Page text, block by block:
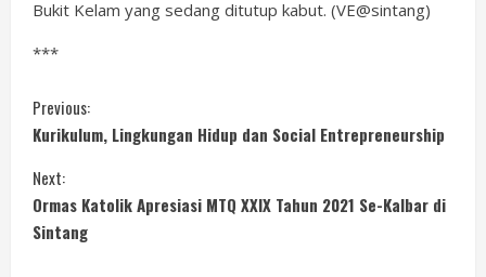
Bukit Kelam yang sedang ditutup kabut. (VE@sintang)
***
C
o
n
t
Previous:
Kurikulum, Lingkungan Hidup dan Social Entrepreneurship
Next:
Ormas Katolik Apresiasi MTQ XXIX Tahun 2021 Se-Kalbar di
Sintang